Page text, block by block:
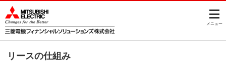
メニュー
リースの仕組み